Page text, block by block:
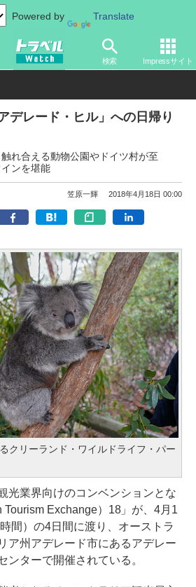
Powered by Translate
検索 Impressサイト
海外旅行 オセアニア
デレード・ヒル」への日帰り
れ合える動物公園やドイツ村が至
ンを堪能
笠原一輝 2018年4月18日 00:00
クリーランド・ワイルドライフ・パー
光業界向けのコンベンションとな
Tourism Exchange）18」が、4月1
間）の4日間に渡り、オーストラ
ア州アデレード市にあるアデレー
ンターで開催されている。